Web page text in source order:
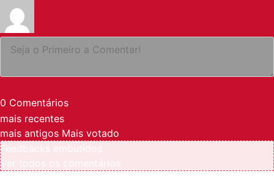
0 Comentários
mais recentes
mais antigos Mais votado